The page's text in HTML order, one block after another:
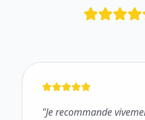
Je recommande